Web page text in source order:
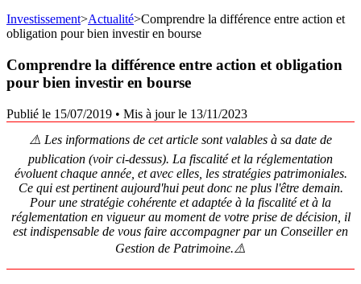
Investissement>Actualité>Comprendre la différence entre action et
obligation pour bien investir en bourse
Comprendre la différence entre action et obligation
pour bien investir en bourse
Publié le 15/07/2019 • Mis à jour le 13/11/2023
⚠️ Les informations de cet article sont valables à sa date de
publication (voir ci-dessus). La fiscalité et la réglementation
évoluent chaque année, et avec elles, les stratégies patrimoniales.
Ce qui est pertinent aujourd'hui peut donc ne plus l'être demain.
Pour une stratégie cohérente et adaptée à la fiscalité et à la
réglementation en vigueur au moment de votre prise de décision, il
est indispensable de vous faire accompagner par un Conseiller en
Gestion de Patrimoine.⚠️